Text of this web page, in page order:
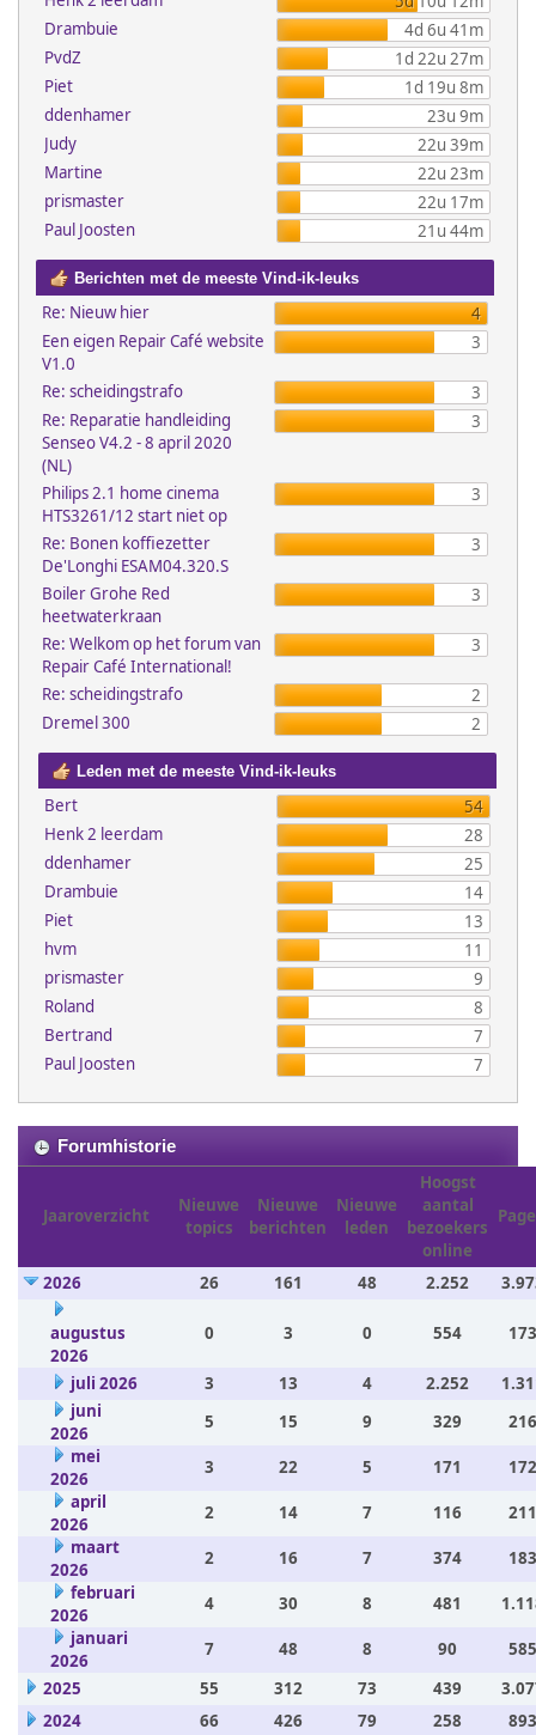
Drambuie
4d 6u 41m
PvdZ
1d 22u 27m
Piet
1d 19u 8m
ddenhamer
23u 9m
Judy
22u 39m
Martine
22u 23m
prismaster
22u 17m
Paul Joosten
21u 44m
Berichten met de meeste Vind-ik-leuks
Re: Nieuw hier
4
Een eigen Repair Café website
V1.0
3
Re: scheidingstrafo
3
Re: Reparatie handleiding
Senseo V4.2 - 8 april 2020
(NL)
3
Philips 2.1 home cinema
HTS3261/12 start niet op
3
Re: Bonen koffiezetter
De'Longhi ESAM04.320.S
3
Boiler Grohe Red
heetwaterkraan
3
Re: Welkom op het forum van
Repair Café International!
3
Re: scheidingstrafo
2
Dremel 300
2
Leden met de meeste Vind-ik-leuks
Bert
54
Henk 2 leerdam
28
ddenhamer
25
Drambuie
14
Piet
13
hvm
11
prismaster
9
Roland
8
Bertrand
7
Paul Joosten
7
Forumhistorie
Jaaroverzicht
Nieuwe
topics
Nieuwe
berichten
Nieuwe
leden
Hoogst
aantal
bezoekers
online
2026 26 161 48 2.252
augustus
2026
0 3 0 554
juli 2026 3 13 4 2.252
juni
2026
5 15 9 329
mei
2026
3 22 5 171
april
2026
2 14 7 116
maart
2026
2 16 7 374
februari
2026
4 30 8 481
januari
2026
7 48 8 90
2025
55 312 73 439
2024
66 426 79 258